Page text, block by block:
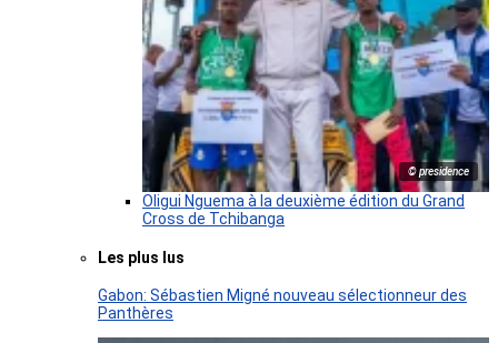
© presidence
Oligui Nguema à la deuxième édition du Grand
Cross de Tchibanga
Les plus lus
Gabon: Sébastien Migné nouveau sélectionneur des
Panthères